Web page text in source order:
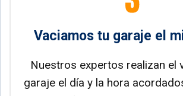
Vaciamos tu garaje el
Nuestros expertos realizan el
garaje el día y la hora